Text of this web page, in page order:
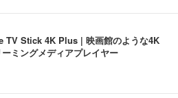
TV Stick 4K Plus | 映画館のような4K
ミングメディアプレイヤー